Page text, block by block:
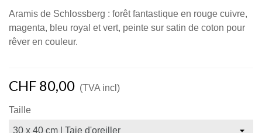
Aramis de Schlossberg : forêt fantastique en rouge cuivre,
magenta, bleu royal et vert, peinte sur satin de coton pour
rêver en couleur.
CHF 80,00 (TVA incl)
Taille